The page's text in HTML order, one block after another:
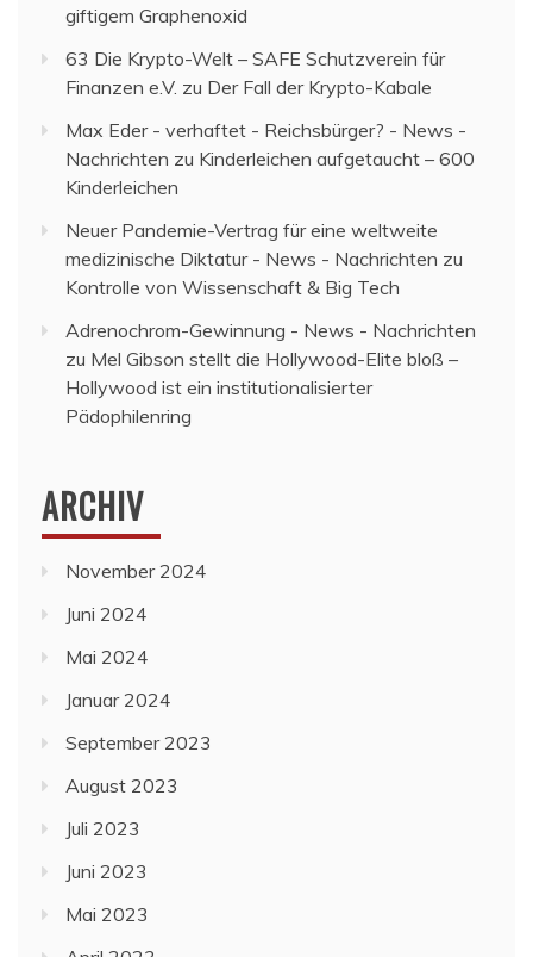
giftigem Graphenoxid
63 Die Krypto-Welt – SAFE Schutzverein für
Finanzen e.V. zu Der Fall der Krypto-Kabale
Max Eder - verhaftet - Reichsbürger? - News -
Nachrichten zu Kinderleichen aufgetaucht – 600
Kinderleichen
Neuer Pandemie-Vertrag für eine weltweite
medizinische Diktatur - News - Nachrichten zu
Kontrolle von Wissenschaft & Big Tech
Adrenochrom-Gewinnung - News - Nachrichten
zu Mel Gibson stellt die Hollywood-Elite bloß –
Hollywood ist ein institutionalisierter
Pädophilenring
ARCHIV
November 2024
Juni 2024
Mai 2024
Januar 2024
September 2023
August 2023
Juli 2023
Juni 2023
Mai 2023